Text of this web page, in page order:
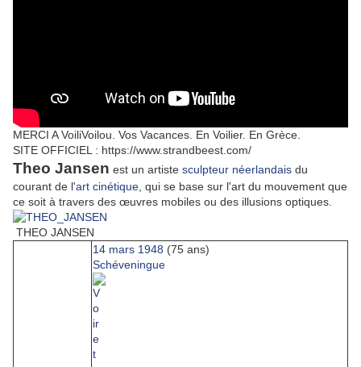
MERCI AVoiliVoilou. Vos Vacances. En Voilier. En Grèce.
SITE OFFICIEL : https://www.strandbeest.com/
Theo Jansen est un artiste sculpteur néerlandais du
courant de l'art cinétique , qui se base sur l'art du mouvement que
ce soit à travers des œuvres mobiles ou des illusions optiques.
THEO JANSEN
14 mars 1948 (75 ans)
Schéveningue